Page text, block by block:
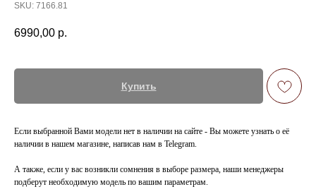
SKU: 7166.81
6990,00 р.
Купить
Если выбранной Вами модели нет в наличии на сайте - Вы можете узнать о её
наличии в нашем магазине, написав нам в Telegram.
А также, если у вас возникли сомнения в выборе размера, наши менеджеры
подберут необходимую модель по вашим параметрам.